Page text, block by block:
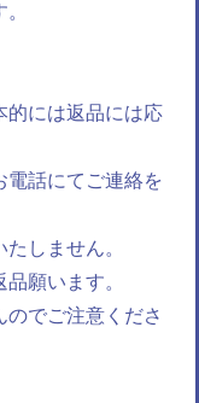
には返品には応
話にてご連絡を
しません。
願います。
でご注意くださ